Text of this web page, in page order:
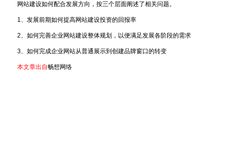
网站建设如何配合发展方向，按三个层面阐述了相关问题。
1、发展前期如何提高网站建设投资的回报率
2、如何完善企业网站建设整体规划，以便满足发展各阶段的需求
3、如何完成企业网站从普通展示到创建品牌窗口的转变
本文章出自畅想网络